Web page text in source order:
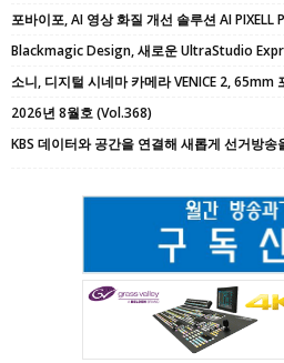
포바이포, AI 영상 화질 개선 솔루션 AI PIXELL
Blackmagic Design, 새로운 UltraStudio
소니, 디지털 시네마 카메라 VENICE 2, 65mm
2026년 8월호 (Vol.368)
KBS 데이터와 공간을 연결해 새롭게 선거방송